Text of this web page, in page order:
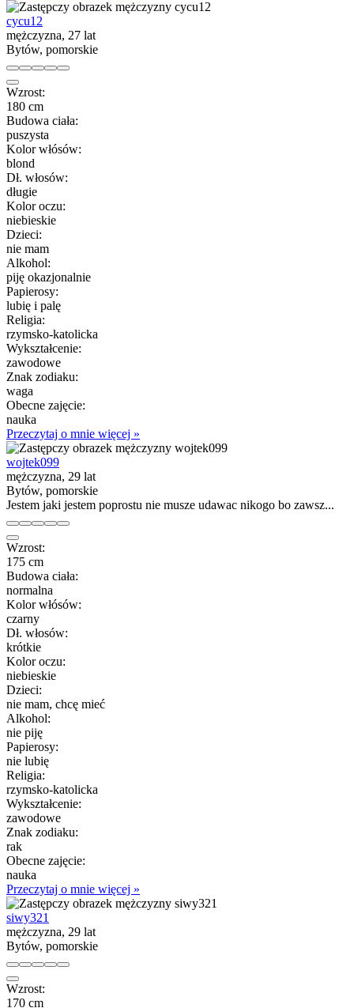
cycu12
mężczyzna, 27 lat
Bytów, pomorskie
Wzrost:
180 cm
Budowa ciała:
puszysta
Kolor włósów:
blond
Dł. włosów:
długie
Kolor oczu:
niebieskie
Dzieci:
nie mam
Alkohol:
piję okazjonalnie
Papierosy:
lubię i palę
Religia:
rzymsko-katolicka
Wykształcenie:
zawodowe
Znak zodiaku:
waga
Obecne zajęcie:
nauka
Przeczytaj o mnie więcej »
wojtek099
mężczyzna, 29 lat
Bytów, pomorskie
Jestem jaki jestem poprostu nie musze udawac nikogo bo zawsz...
Wzrost:
175 cm
Budowa ciała:
normalna
Kolor włósów:
czarny
Dł. włosów:
krótkie
Kolor oczu:
niebieskie
Dzieci:
nie mam, chcę mieć
Alkohol:
nie piję
Papierosy:
nie lubię
Religia:
rzymsko-katolicka
Wykształcenie:
zawodowe
Znak zodiaku:
rak
Obecne zajęcie:
nauka
Przeczytaj o mnie więcej »
siwy321
mężczyzna, 29 lat
Bytów, pomorskie
Wzrost:
170 cm